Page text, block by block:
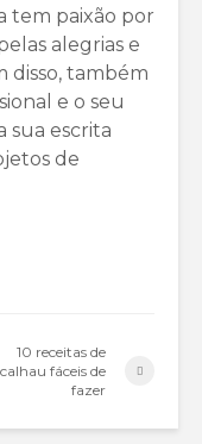
tem paixão por
alegrias e
disso, também
e o seu
sua escrita
de
10 receitas de
fáceis de
fazer